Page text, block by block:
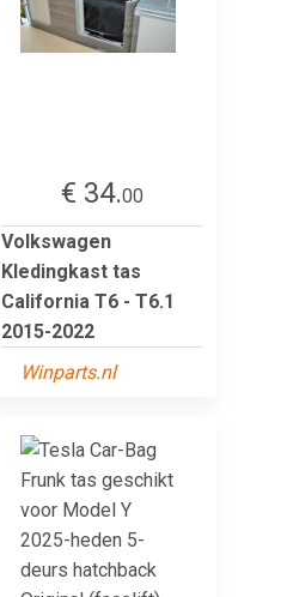
€ 34.00
Volkswagen
Kledingkast tas
California T6 - T6.1
2015-2022
Winparts.nl